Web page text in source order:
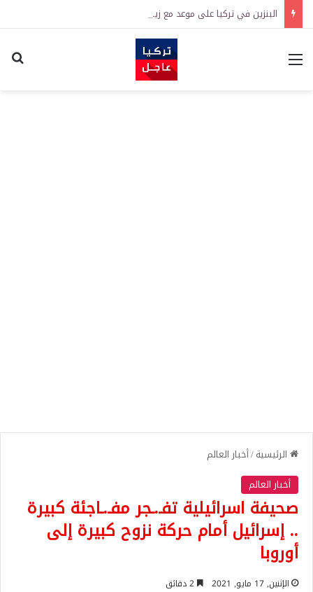
البنزين في تركيا على موعد مع زيادة جديدة.. كم سترتفع الأسعار؟
القائمة
الرئيسية/أخبار العالم
أخبار العالم
صحيفة اسرائيلية تفـ.ـجر مفـ.ـاجئة كبيرة
.. إسرائيل أمام حركة نزوح كبيرة إلى
أوروبا
الإثنين, 17 مايو, 2021